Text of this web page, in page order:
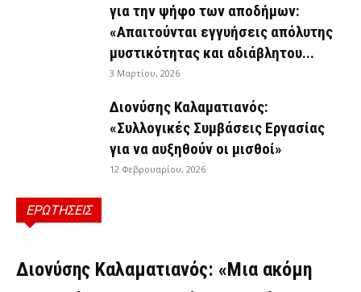
για την ψήφο των αποδήμων:
«Απαιτούνται εγγυήσεις απόλυτης
μυστικότητας και αδιάβλητου...
3 Μαρτίου, 2026
Διονύσης Καλαματιανός:
«Συλλογικές Συμβάσεις Εργασίας
για να αυξηθούν οι μισθοί»
12 Φεβρουαρίου, 2026
ΕΡΩΤΗΣΕΙΣ
ΕΡΩΤΉΣΕΙΣ
Διονύσης Καλαματιανός: «Μια ακόμη